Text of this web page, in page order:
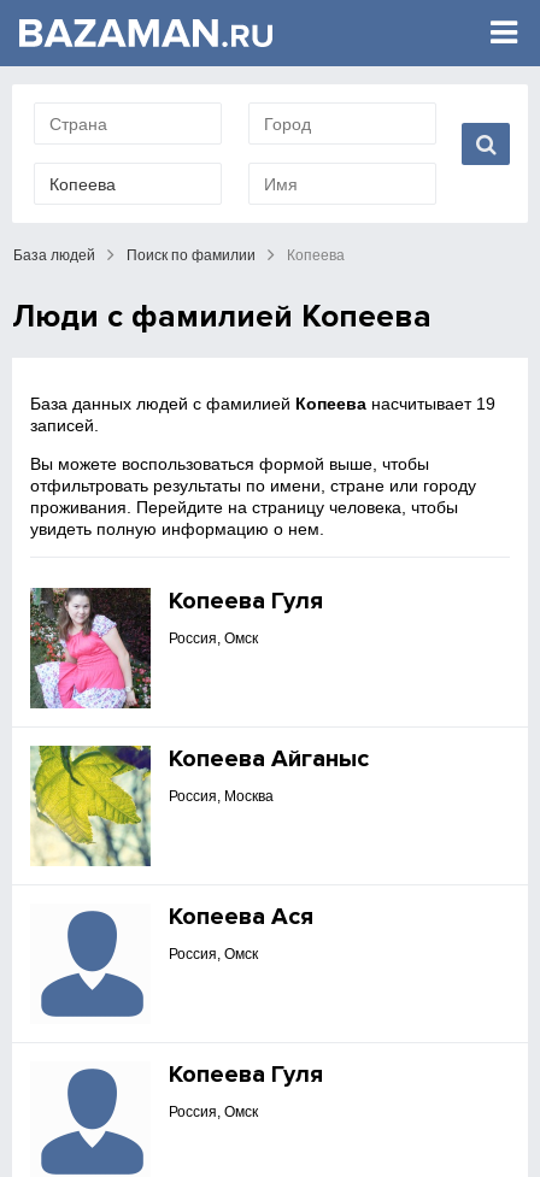
База людей Поиск по фамилии Копеева
Люди с фамилией Копеева
База данных людей с фамилией Копеева насчитывает 19
записей.
Вы можете воспользоваться формой выше, чтобы
отфильтровать результаты по имени, стране или городу
проживания. Перейдите на страницу человека, чтобы
увидеть полную информацию о нем.
Копеева Гуля
Россия, Омск
Копеева Айганыс
Россия, Москва
Копеева Ася
Россия, Омск
Копеева Гуля
Россия, Омск